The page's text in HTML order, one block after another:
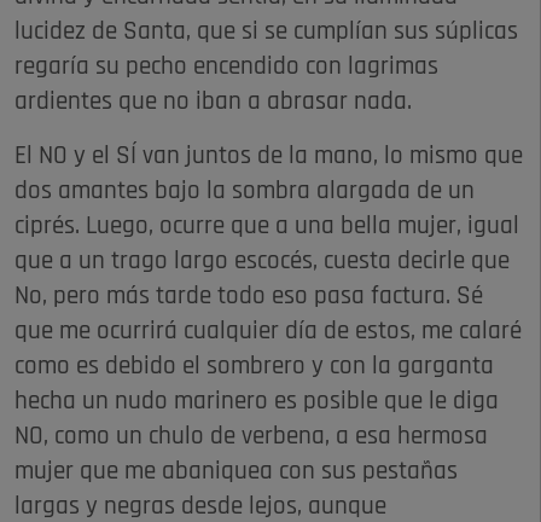
lucidez de Santa, que si se cumplían sus súplicas
regaría su pecho encendido con lagrimas
ardientes que no iban a abrasar nada.
El NO y el SÍ van juntos de la mano, lo mismo que
dos amantes bajo la sombra alargada de un
ciprés. Luego, ocurre que a una bella mujer, igual
que a un trago largo escocés, cuesta decirle que
No, pero más tarde todo eso pasa factura. Sé
que me ocurrirá cualquier día de estos, me calaré
como es debido el sombrero y con la garganta
hecha un nudo marinero es posible que le diga
NO, como un chulo de verbena, a esa hermosa
mujer que me abaniquea con sus pestañas
largas y negras desde lejos, aunque